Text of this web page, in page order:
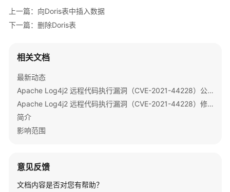
作
指
南
通
最
佳
实
践
指
南
   }
}
上一篇：向Doris表中插入数据
下一篇：删除Doris表
相关文档
最新动态
Apache Log4j2 远程代码执行漏洞（CVE-2021-44228）公告
Apache Log4j2 远程代码执行漏洞（CVE-2021-44228）修复指导
简介
影响范围
意见反馈
文档内容是否对您有帮助？